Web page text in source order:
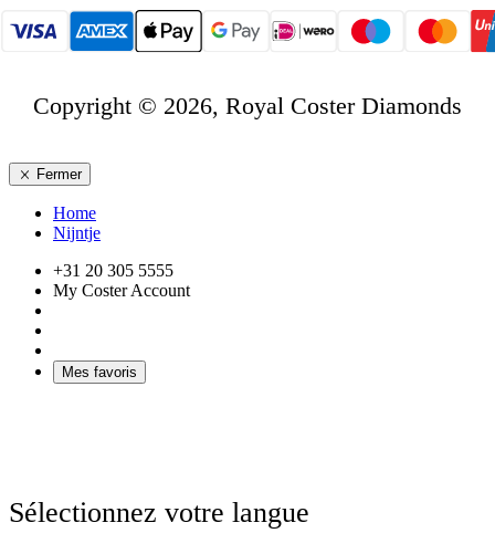
Copyright © 2026, Royal Coster Diamonds
Fermer
Home
Nijntje
+31 20 305 5555
My Coster Account
Mes favoris
Sélectionnez votre langue